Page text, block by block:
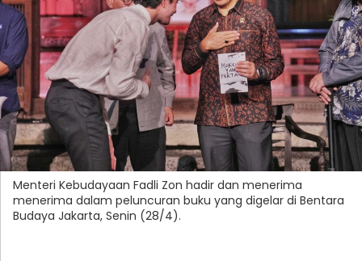
Menteri Kebudayaan Fadli Zon hadir dan menerima
menerima dalam peluncuran buku yang digelar di Bentara
Budaya Jakarta, Senin (28/4).